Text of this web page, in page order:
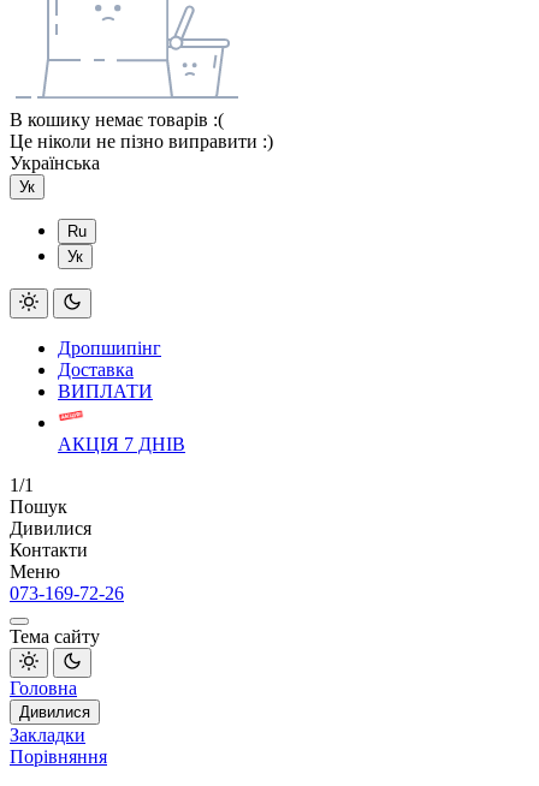
В кошику немає товарів :(
Це ніколи не пізно виправити :)
Українська
Ук
Ru
Ук
Дропшипінг
Доставка
ВИПЛАТИ
АКЦІЯ 7 ДНІВ
1/1
Пошук
Дивилися
Контакти
Меню
073-169-72-26
Тема сайту
Головна
Дивилися
Закладки
Порівняння